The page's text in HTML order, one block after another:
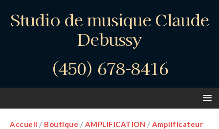
Studio de musique Claude
Debussy
(450) 678-8416
Accueil / Boutique / AMPLIFICATION / Amplificateur